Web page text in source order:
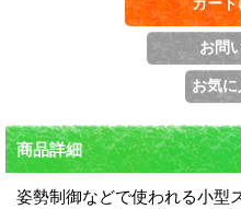
商品詳細
姿勢制御などで使われる小型